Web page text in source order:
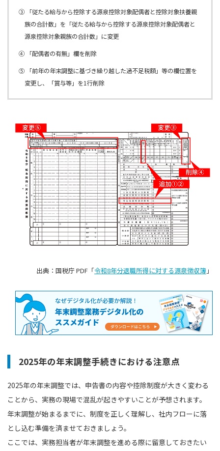
③ 「従たる給与から控除する源泉控除対象配偶者と控除対象扶養親
族の合計数」を「従たる給与から控除する源泉控除対象配偶者と
源泉控除対象親族の合計数」に変更
④ 「配偶者の有無」欄を削除
⑤ 「前年の年末調整に基づき繰り越した過不足税額」等の欄位置を
変更し、「賞与等」を1行削除
出典：国税庁 PDF「令和8年分退職所得に対する源泉徴収簿 」
2025年の年末調整手続きにおける注意点
2025年の年末調整では、申告書の内容や控除制度が大きく変わる
ことから、実務の現場で混乱が起きやすいことが予想されます。
年末調整が始まるまでに、制度を正しく理解し、社内フローに落
とし込む準備を済ませておきましょう。
ここでは、実務担当者が年末調整を進める際に留意しておきたい